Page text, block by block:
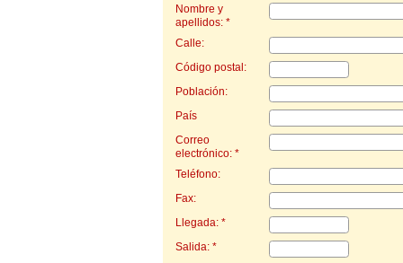
Nombre y
apellidos: *
Calle:
Código postal:
Población:
País
Correo
electrónico: *
Teléfono:
Fax:
Llegada: *
Salida: *